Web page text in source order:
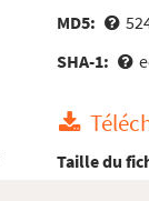
MD5:
SHA-1:
Taille du